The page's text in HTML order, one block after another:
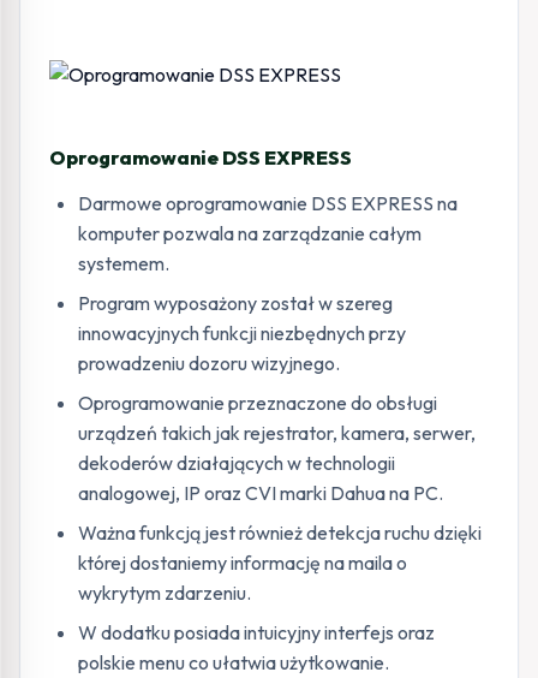
Oprogramowanie DSS EXPRESS
Darmowe oprogramowanie DSS EXPRESS na
komputer pozwala na zarządzanie całym
systemem.
Program wyposażony został w szereg
innowacyjnych funkcji niezbędnych przy
prowadzeniu dozoru wizyjnego.
Oprogramowanie przeznaczone do obsługi
urządzeń takich jak rejestrator, kamera, serwer,
dekoderów działających w technologii
analogowej, IP oraz CVI marki Dahua na PC.
Ważna funkcją jest również detekcja ruchu dzięki
której dostaniemy informację na maila o
wykrytym zdarzeniu.
W dodatku posiada intuicyjny interfejs oraz
polskie menu co ułatwia użytkowanie.